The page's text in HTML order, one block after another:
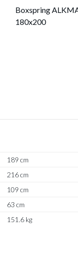
Boxspring
180x200
189 cm
216 cm
109 cm
63 cm
151.6 kg